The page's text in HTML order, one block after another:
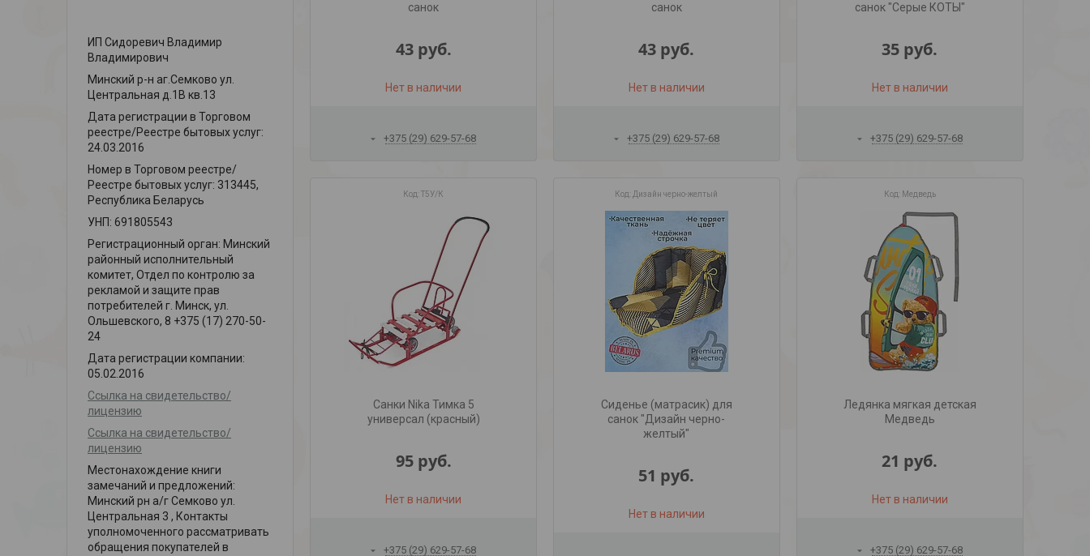
санок
43 руб.
Нет в наличии
+375 (29) 629-57-68
санок
43 руб.
Нет в наличии
+375 (29) 629-57-68
санок "Серые КОТЫ"
35 руб.
Нет в наличии
+375 (29) 629-57-68
Т5У/К
Санки Nika Тимка 5
универсал (красный)
95 руб.
Нет в наличии
+375 (29) 629-57-68
Дизайн черно-желтый
Сиденье (матрасик) для
санок "Дизайн черно-
желтый"
51 руб.
Нет в наличии
Медведь
Ледянка мягкая детская
Медведь
21 руб.
Нет в наличии
+375 (29) 629-57-68
ИП Сидоревич Владимир
Владимирович
Минский р-н аг.Семково ул.
Центральная д.1В кв.13
Дата регистрации в Торговом
реестре/Реестре бытовых услуг:
24.03.2016
Номер в Торговом реестре/
Реестре бытовых услуг: 313445,
Республика Беларусь
УНП: 691805543
Регистрационный орган: Минский
районный исполнительный
комитет, Отдел по контролю за
рекламой и защите прав
потребителей г. Минск, ул.
Ольшевского, 8 +375 (17) 270-50-
24
Дата регистрации компании:
05.02.2016
Ссылка на свидетельство/
лицензию
Ссылка на свидетельство/
лицензию
Местонахождение книги
замечаний и предложений:
Минский рн а/г Семково ул.
Центральная 3 , Контакты
уполномоченного рассматривать
обращения покупателей в